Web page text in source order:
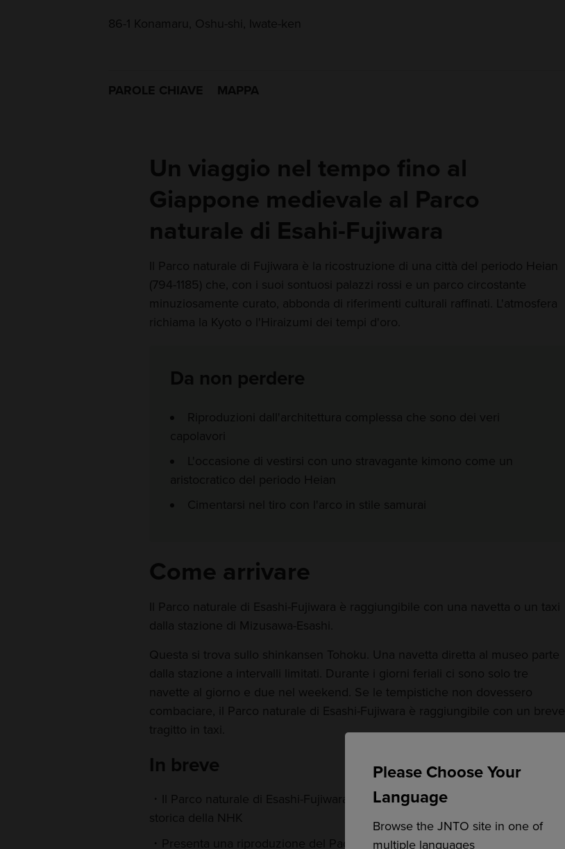
Please Choose Your
Language
Browse the JNTO site in one of
multiple languages
86-1 Konamaru, Oshu-shi, Iwate-ken
PAROLE CHIAVE MAPPA
Un viaggio nel tempo fino al
Giappone medievale al Parco
naturale di Esahi-Fujiwara
Il Parco naturale di Fujiwara è la ricostruzione di una città del periodo Heian
(794-1185) che, con i suoi sontuosi palazzi rossi e un parco circostante
minuziosamente curato, abbonda di riferimenti culturali raffinati. L'atmosfera
richiama la Kyoto o l'Hiraizumi dei tempi d'oro.
Da non perdere
Riproduzioni dall'architettura complessa che sono dei veri
capolavori
L'occasione di vestirsi con uno stravagante kimono come un
aristocratico del periodo Heian
Cimentarsi nel tiro con l'arco in stile samurai
Come arrivare
Il Parco naturale di Esashi-Fujiwara è raggiungibile con una navetta o un taxi
dalla stazione di Mizusawa-Esashi.
Questa si trova sullo shinkansen Tohoku. Una navetta diretta al museo parte
dalla stazione a intervalli limitati. Durante i giorni feriali ci sono solo tre
navette al giorno e due nel weekend. Se le tempistiche non dovessero
combaciare, il Parco naturale di Esashi-Fujiwara è raggiungibile con un breve
tragitto in taxi.
In breve
Il Parco naturale di Esashi-Fujiwara fu costruito nel 1993 per una serie tv
storica della NHK
Presenta una riproduzione del Padiglione d'oro del Tempio di Chuson-ji